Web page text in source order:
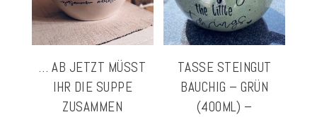
… AB JETZT MÜSST
IHR DIE SUPPE
ZUSAMMEN
TASSE STEINGUT
BAUCHIG – GRÜN
(400ML) –